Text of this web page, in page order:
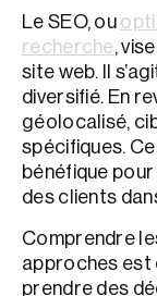
À PROPOS
NOUS
Le SEO, ou
recherche,
site web. Il
diversifié. En
géolocalisé,
spécifiques.
bénéfique
des clients
Comprendre
approches est
prendre des